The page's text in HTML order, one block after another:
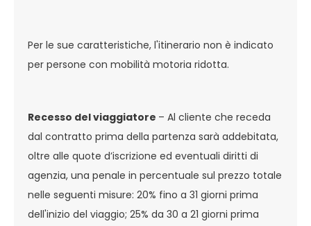
Per le sue caratteristiche, l'itinerario non è indicato
per persone con mobilità motoria ridotta.
Recesso del viaggiatore – Al cliente che receda
dal contratto prima della partenza sarà addebitata,
oltre alle quote d’iscrizione ed eventuali diritti di
agenzia, una penale in percentuale sul prezzo totale
nelle seguenti misure: 20% fino a 31 giorni prima
dell'inizio del viaggio; 25% da 30 a 21 giorni prima